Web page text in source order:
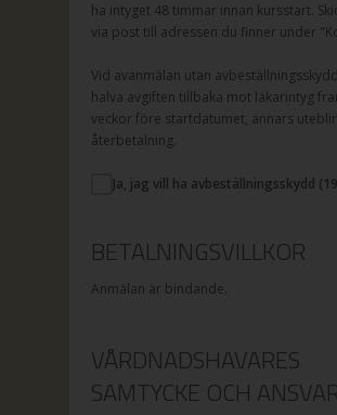
ha intyget 48 timmar innan kursstart.
via post till adressen du finner under
Vid avanmälan utan
halva avgiften tillbaka mot läkarintyg
veckor före startdatumet, annars uteblir
återbetalning.
Ja, jag vill ha avbeställningsskydd (
BETALNINGSVILLKOR
Anmälan är bindande.
VÅRDNADSHAVARES
SAMTYCKE OCH